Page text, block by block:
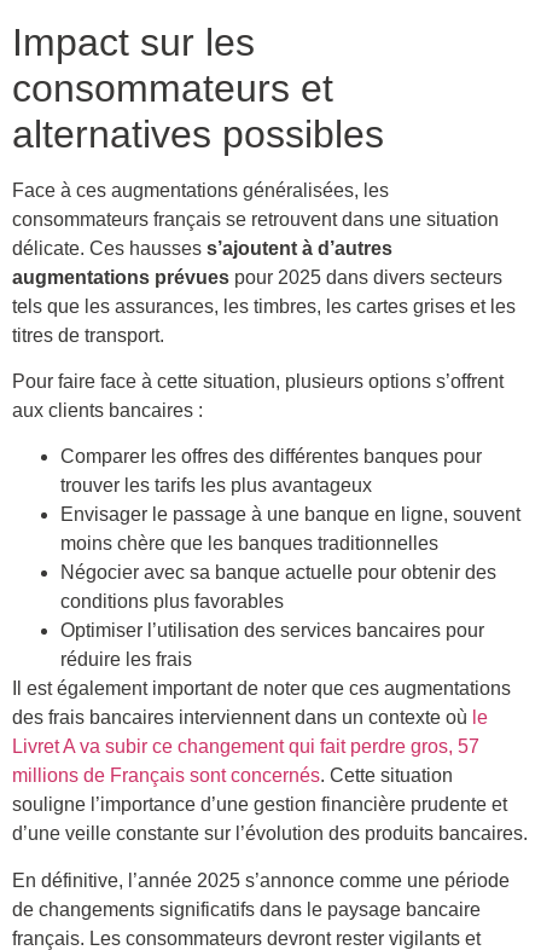
Impact sur les
consommateurs et
alternatives possibles
Face à ces augmentations généralisées, les
consommateurs français se retrouvent dans une situation
délicate. Ces hausses s’ajoutent à d’autres
augmentations prévues pour 2025 dans divers secteurs
tels que les assurances, les timbres, les cartes grises et les
titres de transport.
Pour faire face à cette situation, plusieurs options s’offrent
aux clients bancaires :
Comparer les offres des différentes banques pour
trouver les tarifs les plus avantageux
Envisager le passage à une banque en ligne, souvent
moins chère que les banques traditionnelles
Négocier avec sa banque actuelle pour obtenir des
conditions plus favorables
Optimiser l’utilisation des services bancaires pour
réduire les frais
Il est également important de noter que ces augmentations
des frais bancaires interviennent dans un contexte où le
Livret A va subir ce changement qui fait perdre gros, 57
millions de Français sont concernés. Cette situation
souligne l’importance d’une gestion financière prudente et
d’une veille constante sur l’évolution des produits bancaires.
En définitive, l’année 2025 s’annonce comme une période
de changements significatifs dans le paysage bancaire
français. Les consommateurs devront rester vigilants et